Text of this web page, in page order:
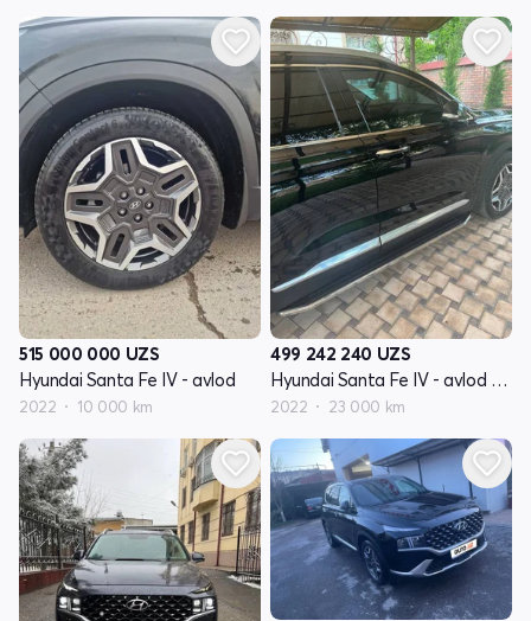
515 000 000 UZS
Hyundai Santa Fe IV - avlod
2022 10 000 km
499 242 240 UZS
Hyundai Santa Fe IV - avlod restyling
2022 23 000 km